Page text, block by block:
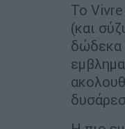
Το Vivre
(και
δώδεκα